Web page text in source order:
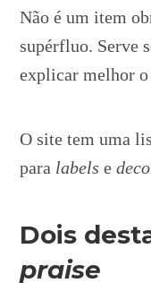
Não é um item
supérfluo. Serve
explicar melhor o
O site tem uma
para labelse
Dois
praise